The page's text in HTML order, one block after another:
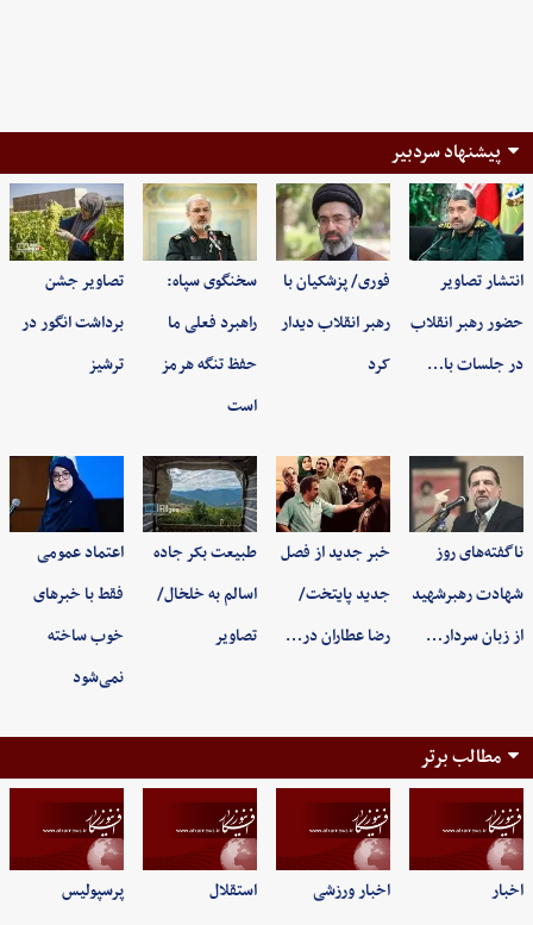
پیشنهاد سردبیر
انتشار تصاویر
حضور رهبر انقلاب
در جلسات با…
فوری/ پزشکیان با
رهبر انقلاب دیدار
کرد
سخنگوی سپاه:
راهبرد فعلی ما
حفظ تنگه هرمز
است
تصاویر جشن
برداشت انگور در
ترشیز
ناگفته‌های روز
شهادت رهبرشهید
از زبان سردار…
خبر جدید از فصل
جدید پایتخت/
رضا عطاران در…
طبیعت بکر جاده
اسالم به خلخال/
تصاویر
اعتماد عمومی
فقط با خبرهای
خوب ساخته
نمی‌شود
مطالب برتر
اخبار اخبار ورزشی استقلال پرسپولیس